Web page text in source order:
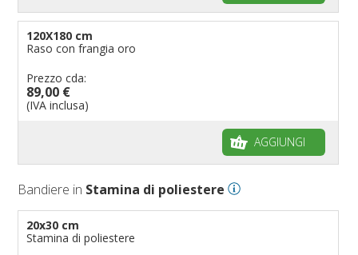
120X180 cm
Raso con frangia oro
Prezzo cda:
89,00 €
(IVA inclusa)
AGGIUNGI
Bandiere in Stamina di poliestere
20x30 cm
Stamina di poliestere